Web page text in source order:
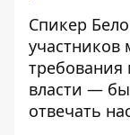
Спикер
участников
требования
власти —
отвечать